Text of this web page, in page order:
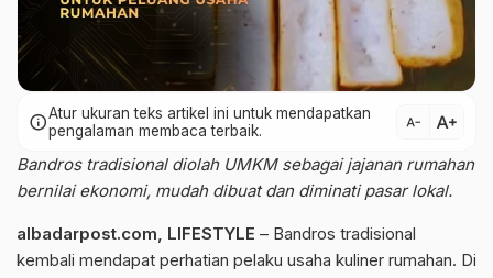
infoAtur ukuran teks artikel ini untuk mendapatkan
pengalaman membaca terbaik.
text_decrease text_increase
Bandros tradisional diolah UMKM sebagai jajanan rumahan
bernilai ekonomi, mudah dibuat dan diminati pasar lokal.
albadarpost.com, LIFESTYLE – Bandros tradisional
kembali mendapat perhatian pelaku usaha kuliner rumahan. Di